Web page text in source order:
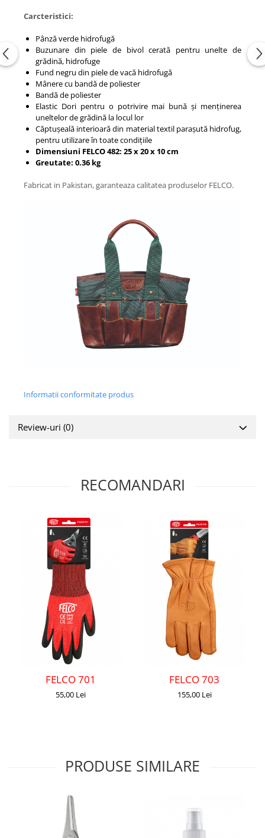
Carcteristici:
Pânză verde hidrofugă
Buzunare din piele de bivol cerată pentru unelte de
grădină, hidrofuge
Fund negru din piele de vacă hidrofugă
Mânere cu bandă de poliester
Bandă de poliester
Elastic Dori pentru o potrivire mai bună și menținerea
uneltelor de grădină la locul lor
Căptușeală interioară din material textil parașută hidrofug,
pentru utilizare în toate condițiile
Dimensiuni FELCO 482: 25 x 20 x 10 cm
Greutate: 0.36 kg
Fabricat in Pakistan, garanteaza calitatea produselor FELCO.
Informatii conformitate produs
Review-uri (0)
RECOMANDARI
FELCO 701
55,00 Lei
FELCO 703
155,00 Lei
PRODUSE SIMILARE